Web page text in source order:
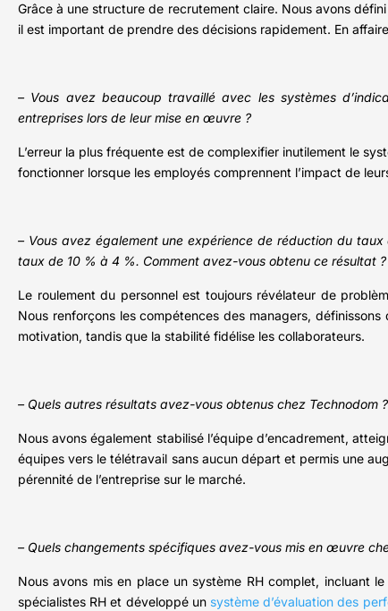
Grâce à une structure de recrutement claire. Nous avons
il est important de prendre des décisions rapidement. En
– Vous avez beaucoup travaillé avec les systèmes
entreprises lors de leur mise en œuvre ?
L’erreur la plus fréquente est de complexifier inutilement le
fonctionner lorsque les employés comprennent l’impact de
– Vous avez également une expérience de réduction du
taux de 10 % à 4 %. Comment avez-vous obtenu ce résultat ?
Le roulement du personnel est toujours révélateur de
Nous renforçons les compétences des managers,
motivation, tandis que la stabilité fidélise les collaborateurs.
– Quels autres résultats avez-vous obtenus chez Technodom
Nous avons également stabilisé l’équipe d’encadrement,
équipes vers le télétravail sans aucun départ et permis une
pérennité de l’entreprise sur le marché.
– Quels changements spécifiques avez-vous mis en œuvre
Nous avons mis en place un système RH complet, incluant
spécialistes RH et développé un système d’évaluation des